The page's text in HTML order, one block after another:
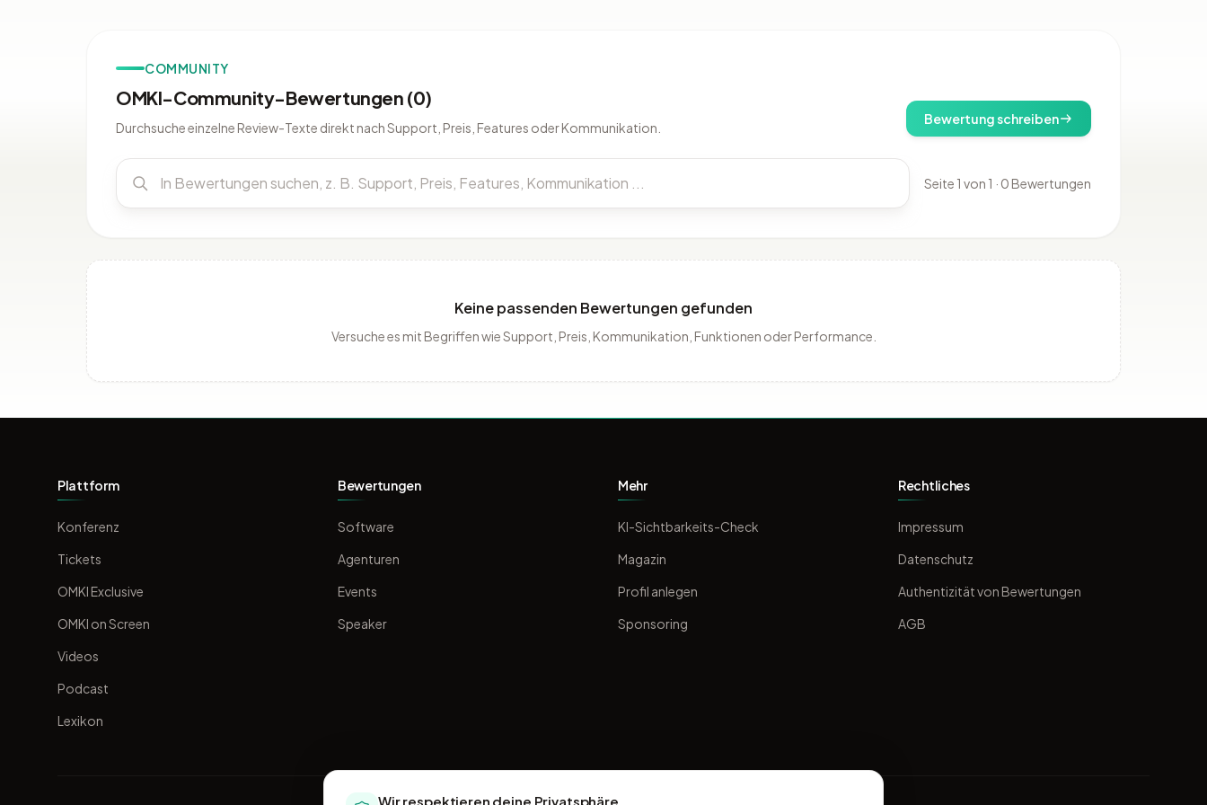
COMMUNITY
OMKI-Community-Bewertungen (0)
Durchsuche einzelne Review-Texte direkt nach Support, Preis, Features oder Kommunikation.
Bewertung schreiben
Seite 1 von 1 · 0 Bewertungen
Keine passenden Bewertungen gefunden
Versuche es mit Begriffen wie Support, Preis, Kommunikation, Funktionen oder Performance.
Plattform
Konferenz
Tickets
OMKI Exclusive
OMKI on Screen
Videos
Podcast
Lexikon
Bewertungen
Software
Agenturen
Events
Speaker
Mehr
KI-Sichtbarkeits-Check
Magazin
Profil anlegen
Sponsoring
Rechtliches
Impressum
Datenschutz
Authentizität von Bewertungen
AGB
Wir respektieren deine Privatsphäre